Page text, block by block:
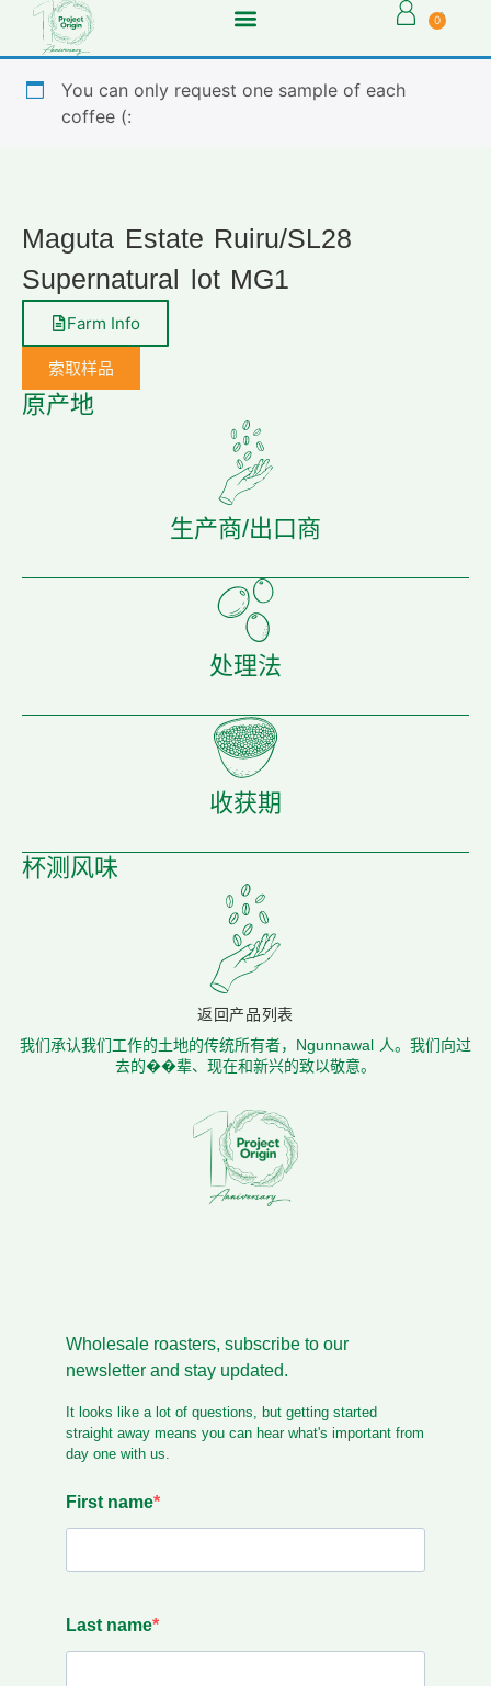
0
You can only request one sample of each
coffee (:
Maguta Estate Ruiru/SL28
Supernatural lot MG1
Farm Info
索取样品
原产地
生产商/出口商
处理法
收获期
杯测风味
返回产品列表
我们承认我们工作的土地的传统所有者，Ngunnawal 人。我们向过
去的��辈、现在和新兴的致以敬意。